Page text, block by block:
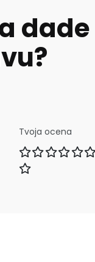
dade
Tvoja ocena